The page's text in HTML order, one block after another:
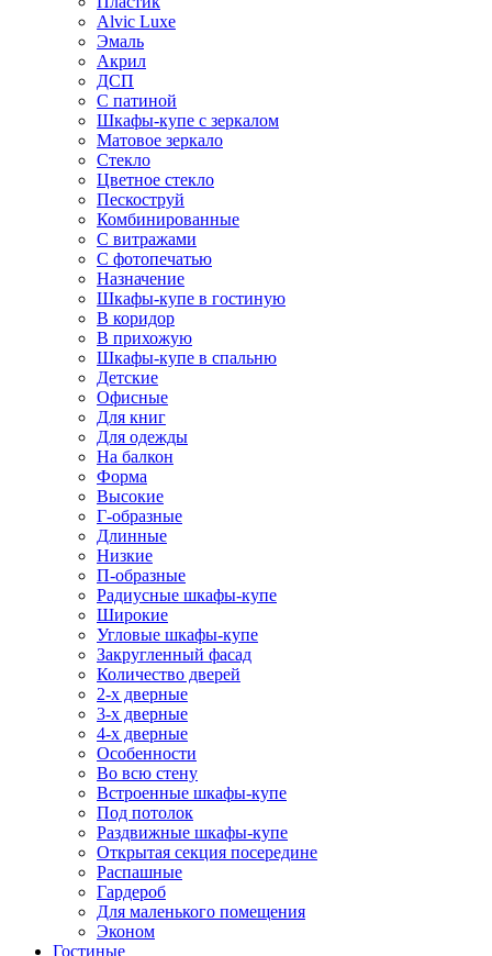
Alvic Luxe
Эмаль
Акрил
ДСП
С патиной
Шкафы-купе с зеркалом
Матовое зеркало
Стекло
Цветное стекло
Пескоструй
Комбинированные
С витражами
С фотопечатью
Назначение
Шкафы-купе в гостиную
В коридор
В прихожую
Шкафы-купе в спальню
Детские
Офисные
Для книг
Для одежды
На балкон
Форма
Высокие
Г-образные
Длинные
Низкие
П-образные
Радиусные шкафы-купе
Широкие
Угловые шкафы-купе
Закругленный фасад
Количество дверей
2-х дверные
3-х дверные
4-х дверные
Особенности
Во всю стену
Встроенные шкафы-купе
Под потолок
Раздвижные шкафы-купе
Открытая секция посередине
Распашные
Гардероб
Для маленького помещения
Эконом
Гостиные